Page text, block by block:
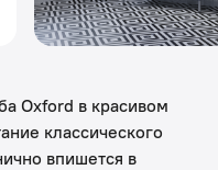
Oxford в красивом
классического
впишется в